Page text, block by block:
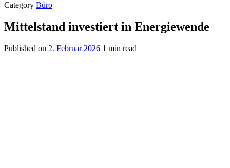
Category Büro
Mittelstand investiert in Energiewende
Published on 2. Februar 2026 1 min read